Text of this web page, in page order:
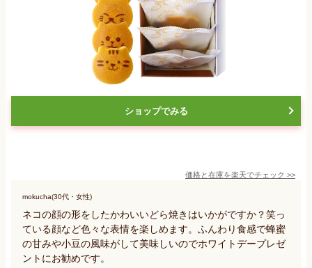
ショップでみる
価格と在庫を楽天でチェック >>
mokucha(30代・女性)
ネコの顔の形をしたかわいいどら焼きはいかがですか？笑っ
ている顔など色々な表情を楽しめます。ふんわり食感で蜂蜜
の甘みや小豆の風味がして美味しいのでホワイトデープレゼ
ントにお勧めです。